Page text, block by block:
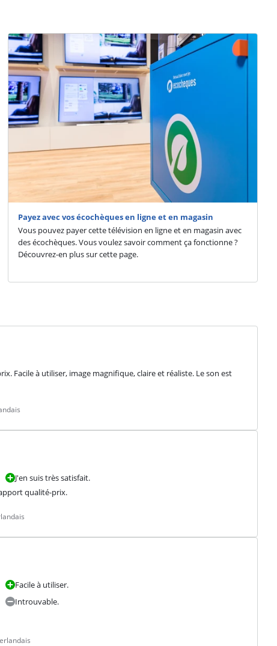
Payez avec vos écochèques en ligne et en magasin
Vous pouvez payer cette télévision en ligne et en magasin avec
des écochèques. Vous voulez savoir comment ça fonctionne ?
Découvrez-en plus sur cette page.
Facile à utiliser, image magnifique, claire et réaliste. Le son est
J'en suis très satisfait.
qualité-prix.
Facile à utiliser.
Introuvable.